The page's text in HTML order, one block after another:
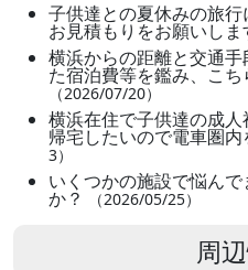
子供達との夏休みの旅行
お見積もりをお願いしま
横浜からの距離と交通
た宿泊費等を鑑み、こ
（2026/07/20）
横浜在住で子供達の成
帰宅したいので電車圏内
3）
いくつかの施設で悩ん
か？ （2026/05/25）
周